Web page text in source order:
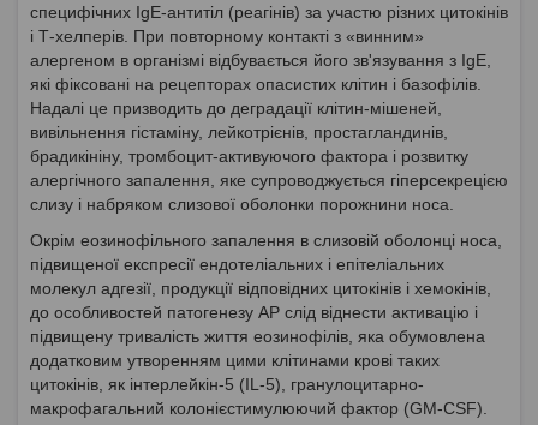
специфічних IgE-антитіл (реагінів) за участю різних цитокінів
і Т-хелперів. При повторному контакті з «винним»
алергеном в організмі відбувається його зв'язування з IgE,
які фіксовані на рецепторах опасистих клітин і базофілів.
Надалі це призводить до деградації клітин-мішеней,
вивільнення гістаміну, лейкотрієнів, простагландинів,
брадикініну, тромбоцит-активуючого фактора і розвитку
алергічного запалення, яке супроводжується гіперсекрецією
слизу і набряком слизової оболонки порожнини носа.
Окрім еозинофільного запалення в слизовій оболонці носа,
підвищеної експресії ендотеліальних і епітеліальних
молекул адгезії, продукції відповідних цитокінів і хемокінів,
до особливостей патогенезу АР слід віднести активацію і
підвищену тривалість життя еозинофілів, яка обумовлена
додатковим утворенням цими клітинами крові таких
цитокінів, як інтерлейкін-5 (IL-5), гранулоцитарно-
макрофагальний колонієстимулюючий фактор (GM-CSF).